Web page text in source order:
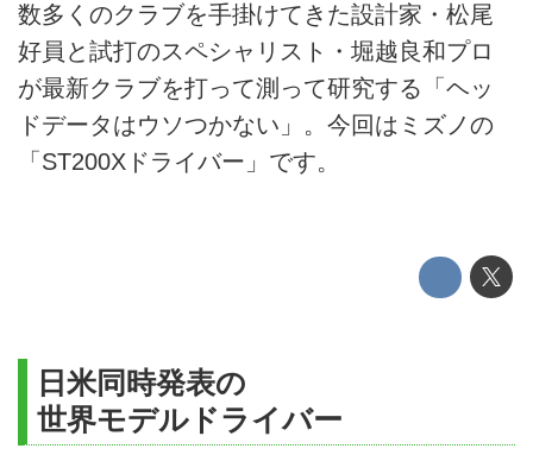
数多くのクラブを手掛けてきた設計家・松尾
好員と試打のスペシャリスト・堀越良和プロ
が最新クラブを打って測って研究する「ヘッ
ドデータはウソつかない」。今回はミズノの
「ST200Xドライバー」です。
日米同時発表の
世界モデルドライバー